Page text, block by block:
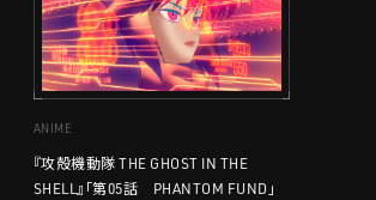
ANIME
『攻殻機動隊 THE GHOST IN THE
SHELL』「第05話 PHANTOM FUND」